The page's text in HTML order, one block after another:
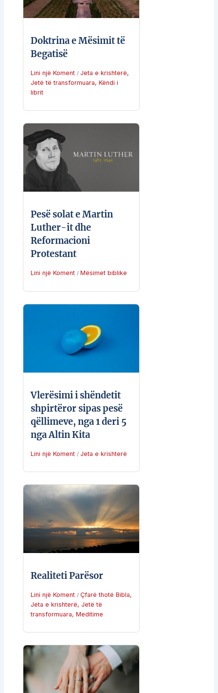
Doktrina e Mësimit të
Begatisë
Lini një Koment / Jeta e krishterë,
Jetë të transformuara, Këndi i
librit
Pesë solat e Martin
Luther-it dhe
Reformacioni
Protestant
Lini një Koment / Mësimet biblike
Vlerësimi i shëndetit
shpirtëror sipas pesë
qëllimeve, nga 1 deri 5
nga Altin Kita
Lini një Koment / Jeta e krishterë
Realiteti Parësor
Lini një Koment / Çfarë thotë Bibla,
Jeta e krishterë, Jetë të
transformuara, Meditime